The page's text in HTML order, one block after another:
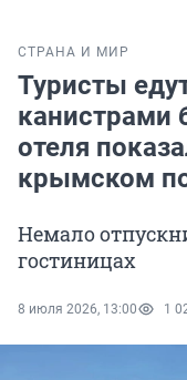
СТРАНА И МИР
Туристы
канистрами
отеля
крымском
Немало
гостиницах
8 июля 2026, 13:00 1